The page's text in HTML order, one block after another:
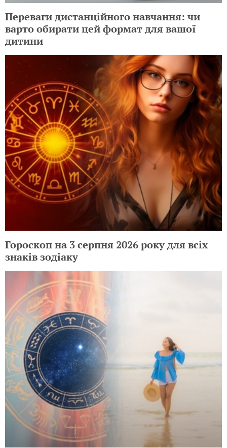
Переваги дистанційного навчання: чи
варто обирати цей формат для вашої
дитини
Гороскоп на 3 серпня 2026 року для всіх
знаків зодіаку